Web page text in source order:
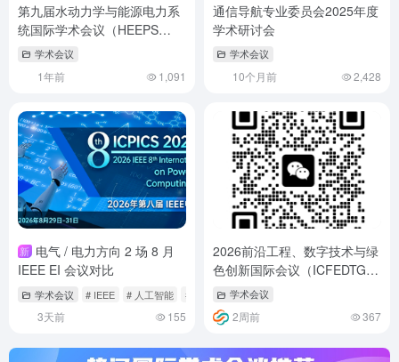
第九届水动力学与能源电力系
统国际学术会议（HEEPS
2025）
学术会议
1年前 1,091
通信导航专业委员会2025年度
学术研讨会
学术会议
10个月前 2,428
新 电气 / 电力方向 2 场 8 月
IEEE EI 会议对比
学术会议 # IEEE # 人工智能 # 国际会议
3天前 155
2026前沿工程、数字技术与绿
色创新国际会议（ICFEDTGI
2026）
学术会议
2周前 367